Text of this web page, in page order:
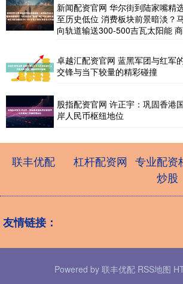
新闻配资官网 华尔街到陆家嘴精
至历史低位 消费板块前景暗淡？
向轨道输送300-500吉瓦太阳能
卓越汇配资官网 蓝黑军团与红军
交锋与当下较量的精彩碰撞
股指配资官网 许正宇：巩固香港
岸人民币枢纽地位
联丰优配 杠杆配资网 专业配资
炒股
友情链接：
Powered by 联丰优配 RSS地图